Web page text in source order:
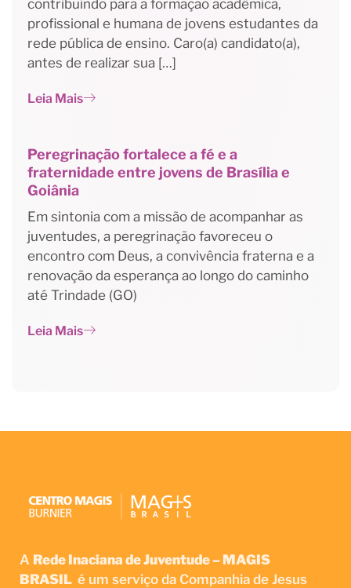
contribuindo para a formação acadêmica,
profissional e humana de jovens estudantes da
rede pública de ensino. Caro(a) candidato(a),
antes de realizar sua […]
Leia Mais
Peregrinação fortalece a fé e a
fraternidade entre jovens de Brasília e
Goiânia
Em sintonia com a missão de acompanhar as
juventudes, a peregrinação favoreceu o
encontro com Deus, a convivência fraterna e a
renovação da esperança ao longo do caminho
até Trindade (GO)
Leia Mais
A Rede Inaciana de Juventude – MAGIS
BRASIL é um serviço da Companhia de Jesus